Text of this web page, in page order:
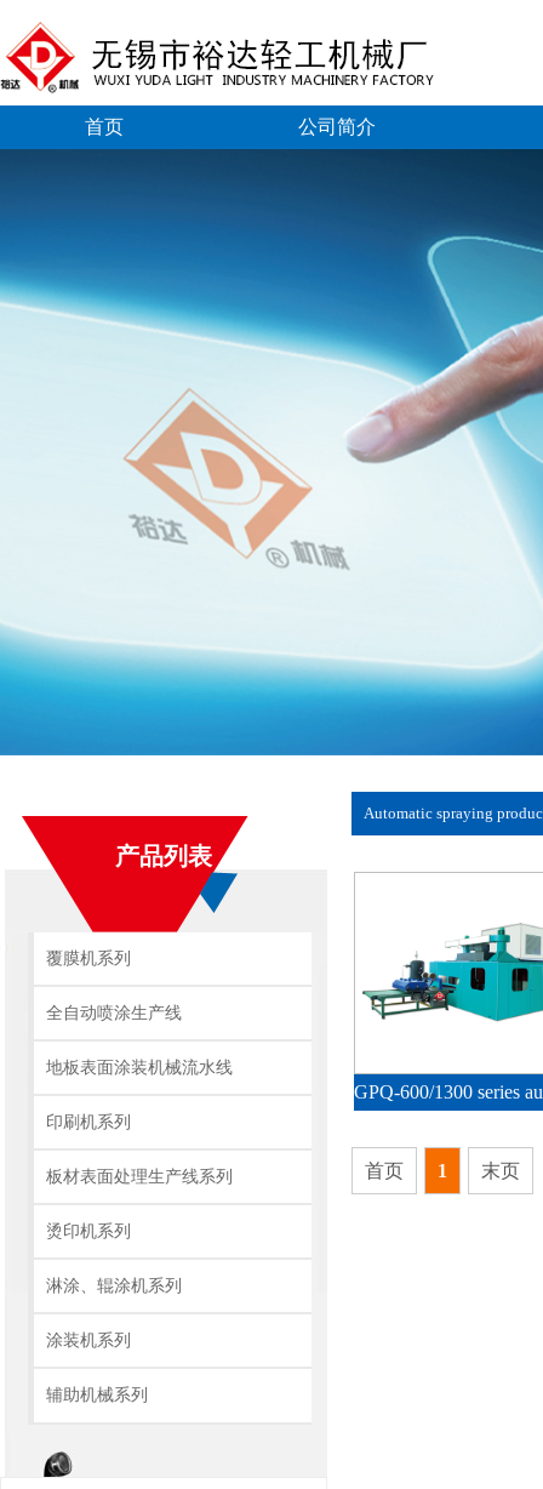
首页 公司简介
产品列表
覆膜机系列
全自动喷涂生产线
地板表面涂装机械流水线
印刷机系列
板材表面处理生产线系列
烫印机系列
淋涂、辊涂机系列
涂装机系列
辅助机械系列
Automatic spraying
首页 1 末页